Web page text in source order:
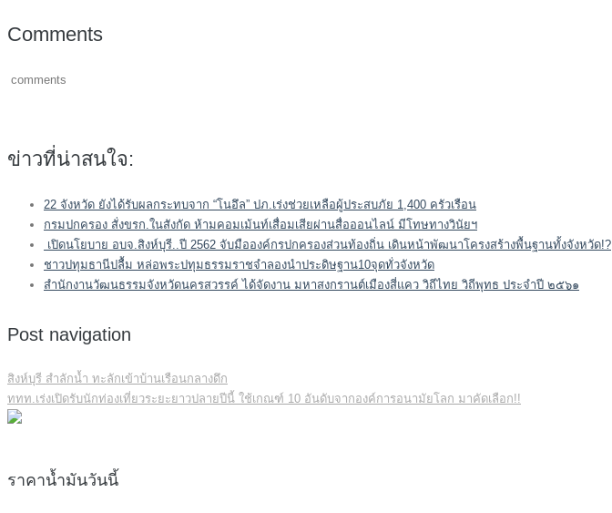
Comments
comments
ข่าวที่น่าสนใจ:
22 จังหวัด ยังได้รับผลกระทบจาก “โนอึล” ปภ.เร่งช่วยเหลือผู้ประสบภัย 1,400 ครัวเรือน
กรมปกครอง สั่งขรก.ในสังกัด ห้ามคอมเม้นท์เสื่อมเสียผ่านสื่อออนไลน์ มีโทษทางวินัยฯ
เปิดนโยบาย อบจ.สิงห์บุรี..ปี 2562 จับมือองค์กรปกครองส่วนท้องถิ่น เดินหน้าพัฒนาโครงสร้างพื้นฐานทั้งจังหวัด!?
ชาวปทุมธานีปลื้ม หล่อพระปทุมธรรมราชจำลองนำประดิษฐาน10จุดทั่วจังหวัด
สำนักงานวัฒนธรรมจังหวัดนครสวรรค์ ได้จัดงาน มหาสงกรานต์เมืองสี่แคว วิถีไทย วิถีพุทธ ประจำปี ๒๕๖๑
Post navigation
สิงห์บุรี สำลักน้ำ ทะลักเข้าบ้านเรือนกลางดึก
ททท.เร่งเปิดรับนักท่องเที่ยวระยะยาวปลายปีนี้ ใช้เกณฑ์ 10 อันดับจากองค์การอนามัยโลก มาคัดเลือก!!
ราคาน้ำมันวันนี้